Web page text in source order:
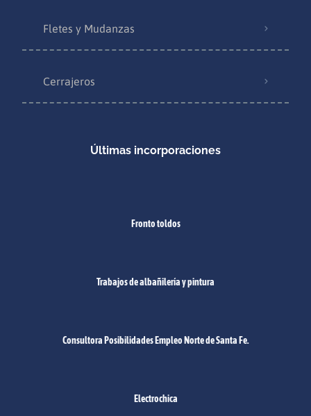
Fletes y Mudanzas
Cerrajeros
Últimas incorporaciones
Fronto toldos
Trabajos de albañilería y pintura
Consultora Posibilidades Empleo Norte de Santa Fe.
Electrochica